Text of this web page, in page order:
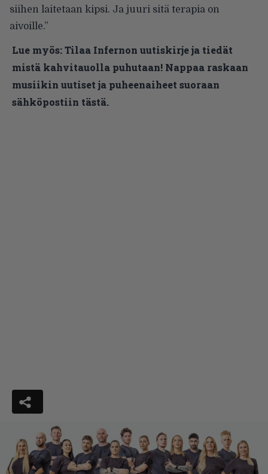
siihen laitetaan kipsi. Ja juuri sitä terapia on
aivoille.”
Lue myös:Tilaa Infernon uutiskirje ja tiedät
mistä kahvitauolla puhutaan! Nappaa raskaan
musiikin uutiset ja puheenaiheet suoraan
sähköpostiin tästä.